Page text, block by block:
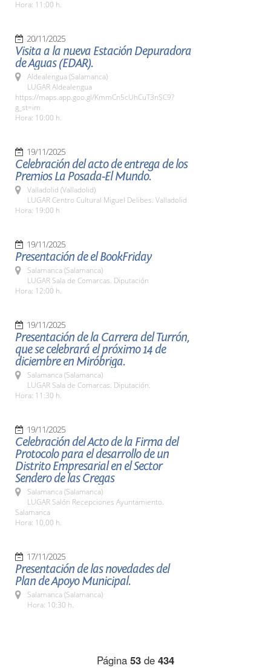
Hora: 11:00 h.
20/11/2025
Visita a la nueva Estación Depuradora
de Aguas (EDAR).
Aldealengua (Salamanca)
LUGAR Aldealengua
https://maps.app.goo.gl/KmmCn5cUhCuT3nSC9?
g_st=im
Hora: 10:00 h.
19/11/2025
Celebración del acto de entrega de los
Premios La Posada-El Mundo.
Valladolid (Valladolid)
LUGAR Centro Cultural Miguel Delibes. Valladolid
Hora: 19:00 h
19/11/2025
Presentación de el BookFriday
Salamanca (Salamanca)
LUGAR Sala de Comarcas. Diputación
Hora: 12:00 h.
19/11/2025
Presentación de la Carrera del Turrón,
que se celebrará el próximo 14 de
diciembre en Miróbriga.
Salamanca (Salamanca)
LUGAR Sala de Comarcas. Diputación.
Hora: 11:30 h.
19/11/2025
Celebración del Acto de la Firma del
Protocolo para el desarrollo de un
Distrito Empresarial en el Sector
Sendero de las Cregas
Salamanca (Salamanca)
LUGAR Salón Recepciones Ayuntamiento.
Salamanca
Hora: 10,00 h.
17/11/2025
Presentación de las novedades del
Plan de Apoyo Municipal.
Salamanca (Salamanca)
Hora: 10:30 h.
Página 53 de 434